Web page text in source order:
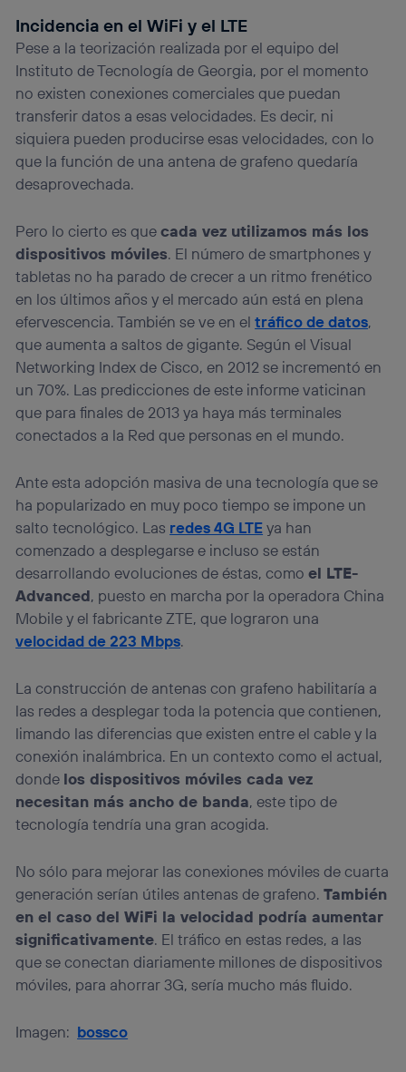
Incidencia en el WiFi y el LTE
Pese a la teorización realizada por el equipo del
Instituto de Tecnología de Georgia, por el momento
no existen conexiones comerciales que puedan
transferir datos a esas velocidades. Es decir, ni
siquiera pueden producirse esas velocidades, con lo
que la función de una antena de grafeno quedaría
desaprovechada.
Pero lo cierto es quecada vez utilizamos más los
dispositivos móviles. El número de smartphones y
tabletas no ha parado de crecer a un ritmo frenético
en los últimos años y el mercado aún está en plena
efervescencia. También se ve en eltráfico de datos,
que aumenta a saltos de gigante. Según el Visual
Networking Index de Cisco, en 2012 se incrementó en
un 70%. Las predicciones de este informe vaticinan
que para finales de 2013 ya haya más terminales
conectados a la Red que personas en el mundo.
Ante esta adopción masiva de una tecnología que se
ha popularizado en muy poco tiempo se impone un
salto tecnológico. Las redes 4G LTEya han
comenzado a desplegarse e incluso se están
desarrollando evoluciones de éstas, comoel LTE-
Advanced, puesto en marcha por la operadora China
Mobile y el fabricante ZTE, que lograron una
velocidad de 223 Mbps.
La construcción de antenas con grafeno habilitaría a
las redes a desplegar toda la potencia que contienen,
limando las diferencias que existen entre el cable y la
conexión inalámbrica. En un contexto como el actual,
donde los dispositivos móviles cada vez
necesitan más ancho de banda, este tipo de
tecnología tendría una gran acogida.
No sólo para mejorar las conexiones móviles de cuarta
generación serían útiles antenas de grafeno.También
en el caso del WiFi la velocidad podría aumentar
significativamente. El tráfico en estas redes, a las
que se conectan diariamente millones de dispositivos
móviles, para ahorrar 3G, sería mucho más fluido.
Imagen: bossco